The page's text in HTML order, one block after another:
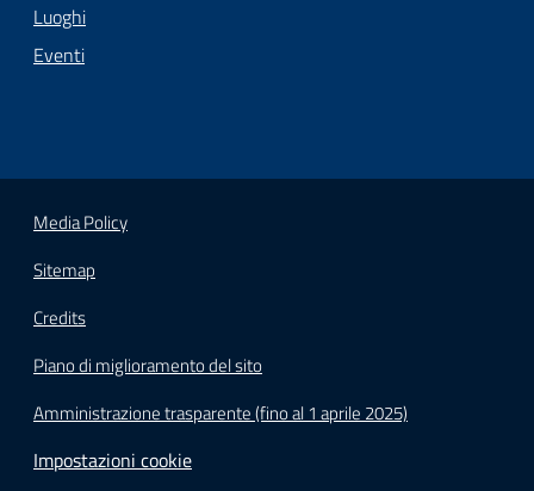
Luoghi
Eventi
Media Policy
Sitemap
Credits
Piano di miglioramento del sito
Amministrazione trasparente (fino al 1 aprile 2025)
Impostazioni cookie